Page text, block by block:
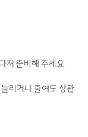
져 준비해 주세요.
리거나 줄여도 상관